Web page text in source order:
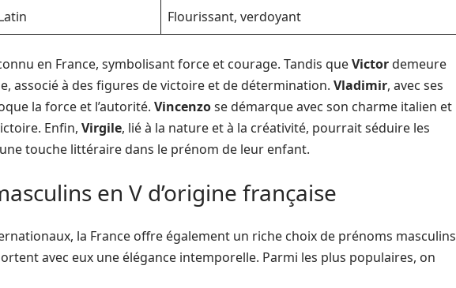
Flourissant, verdoyant
en France, symbolisant force et courage. Tandis queVictordemeure
associé à des figures de victoire et de détermination. Vladimir, avec ses
la force et l’autorité. Vincenzose démarque avec son charme italien et
Enfin, Virgile, lié à la nature et à la créativité, pourrait séduire les
touche littéraire dans le prénom de leur enfant.
en V d’origine française
la France offre également un riche choix de prénoms masculins
avec eux une élégance intemporelle. Parmi les plus populaires, on